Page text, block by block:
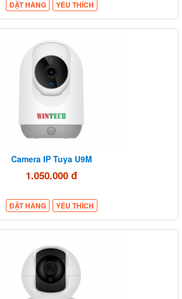
ĐẶT HÀNG YÊU THÍCH
Camera IP Tuya U9M
1.050.000 đ
ĐẶT HÀNG YÊU THÍCH